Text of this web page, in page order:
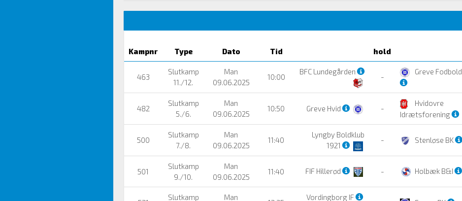
Kampnr Type Dato Tid hold
463
Slutkamp
11./12.
Man
09.06.2025
10:00
BFC Lundegården
-
Greve Fodbold
482
Slutkamp
5./6.
Man
09.06.2025
10:50 Greve Hvid -
Hvidovre
Idrætsforening
500
Slutkamp
7./8.
Man
09.06.2025
11:40
Lyngby Boldklub
1921
- Stenløse BK
501
Slutkamp
9./10.
Man
09.06.2025
11:40 FIF Hillerød - Holbæk B&I
Slutkamp Man Vordingborg IF